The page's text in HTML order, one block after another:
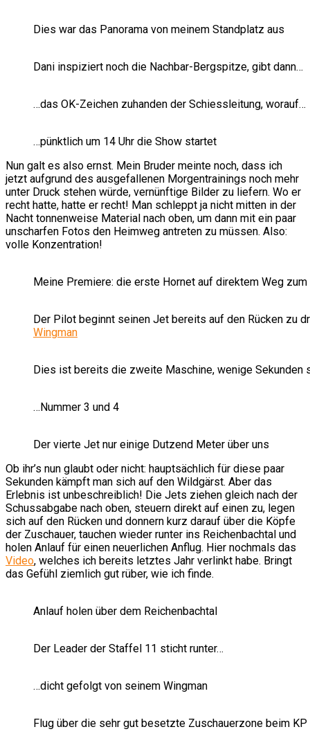
Dies war das Panorama von meinem Standplatz aus
Dani inspiziert noch die Nachbar-Bergspitze, gibt dann…
…das OK-Zeichen zuhanden der Schiessleitung, worauf…
…pünktlich um 14 Uhr die Show startet
Nun galt es also ernst. Mein Bruder meinte noch, dass ich
jetzt aufgrund des ausgefallenen Morgentrainings noch mehr
unter Druck stehen würde, vernünftige Bilder zu liefern. Wo er
recht hatte, hatte er recht! Man schleppt ja nicht mitten in der
Nacht tonnenweise Material nach oben, um dann mit ein paar
unscharfen Fotos den Heimweg antreten zu müssen. Also:
volle Konzentration!
Meine Premiere: die erste Hornet auf direktem Weg
Der Pilot beginnt seinen Jet bereits auf den Rücken zu
Wingman
Dies ist bereits die zweite Maschine, wenige Sekunden
…Nummer 3 und 4
Der vierte Jet nur einige Dutzend Meter über uns
Ob ihr’s nun glaubt oder nicht: hauptsächlich für diese paar
Sekunden kämpft man sich auf den Wildgärst. Aber das
Erlebnis ist unbeschreiblich! Die Jets ziehen gleich nach der
Schussabgabe nach oben, steuern direkt auf einen zu, legen
sich auf den Rücken und donnern kurz darauf über die Köpfe
der Zuschauer, tauchen wieder runter ins Reichenbachtal und
holen Anlauf für einen neuerlichen Anflug. Hier nochmals das
Video, welches ich bereits letztes Jahr verlinkt habe. Bringt
das Gefühl ziemlich gut rüber, wie ich finde.
Anlauf holen über dem Reichenbachtal
Der Leader der Staffel 11 sticht runter…
…dicht gefolgt von seinem Wingman
Flug über die sehr gut besetzte Zuschauerzone beim KP